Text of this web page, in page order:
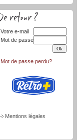
Votre e-mail
Mot de passe
Mot de passe perdu?
Mentions légales